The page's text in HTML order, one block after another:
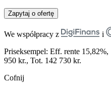
Zapytaj o ofertę
We współpracy z
i
Priseksempel: Eff. rente
950 kr., Tot. 142 730 kr.
Cofnij